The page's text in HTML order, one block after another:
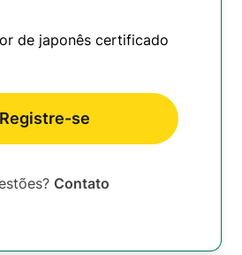
de japonês certificado
Registre-se
Contato